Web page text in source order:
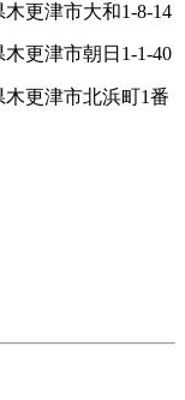
木更津市大和1-8-14
木更津市朝日1-1-40
木更津市北浜町1番